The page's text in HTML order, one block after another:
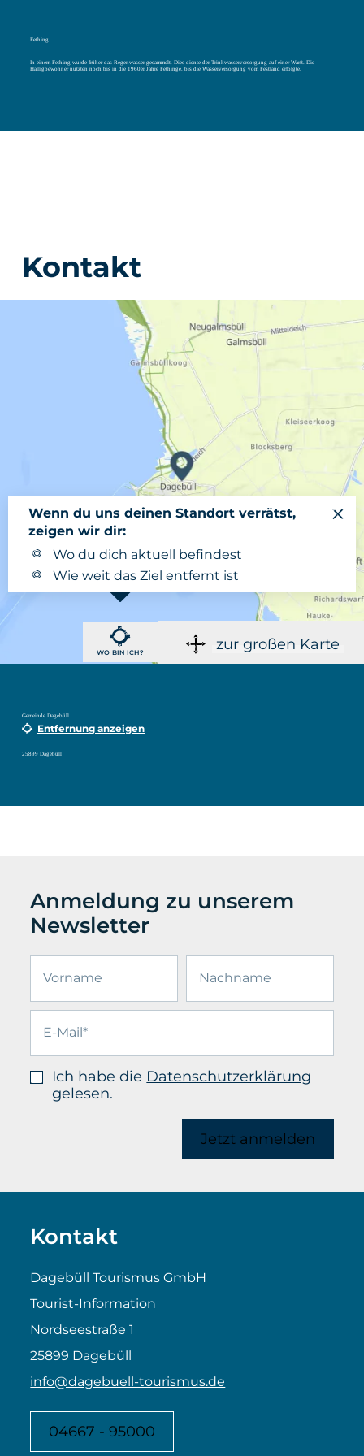
Fething
In einem Fething wurde früher das Regenwasser gesammelt. Dies diente der Trinkwasserversorgung auf einer Warft. Die
Halligbewohner nutzten noch bis in die 1960er Jahre Fethinge, bis die Wasserversorgung vom Festland erfolgte.
Kontakt
WO BIN ICH?
Wenn du uns deinen Standort verrätst,
zeigen wir dir:
Wo du dich aktuell befindest
Wie weit das Ziel entfernt ist
zur großen Karte
Gemeinde Dagebüll
Entfernung anzeigen
25899 Dagebüll
Anmeldung zu unserem
Newsletter
Ich habe die Datenschutzerklärung
gelesen.
Jetzt anmelden
Kontakt
Dagebüll Tourismus GmbH
Tourist-Information
Nordseestraße 1
25899 Dagebüll
info@dagebuell-tourismus.de
04667 - 95000